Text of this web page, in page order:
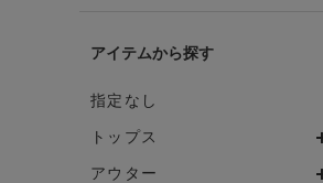
アイテム
指定なし
トップス
アウター